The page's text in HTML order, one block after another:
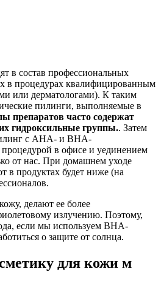
в состав профессиональных
в процедурах квалифицированным
или дерматологами). К таким
пилинги, выполняемые в
препаратов часто содержат
гидроксильные группы.. Затем
с AHA- и BHA-
в офисе и уединением
от нас. При домашнем уходе
в продуктах будет ниже (на
делают ее более
излучению. Поэтому,
если мы используем BHA-
о защите от солнца.
для кожи м